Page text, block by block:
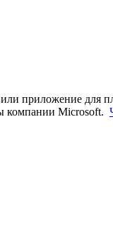
приложение
компании Microsoft.